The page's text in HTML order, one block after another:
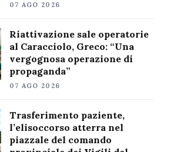
07 AGO 2026
Riattivazione sale operatorie
al Caracciolo, Greco: “Una
vergognosa operazione di
propaganda”
07 AGO 2026
Trasferimento paziente,
l’elisoccorso atterra nel
piazzale del comando